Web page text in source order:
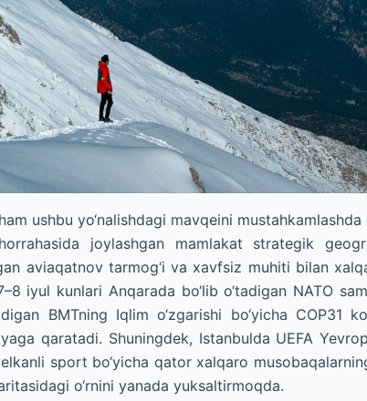
ushbu yo‘nalishdagi mavqeini
joylashgan mamlakat strategik
aviaqatnov tarmog‘i va xavfsiz muhiti bilan
iyul kunlari Anqarada bo‘lib o‘tadigan NATO
BMTning Iqlim o‘zgarishi bo‘yicha COP31
qaratadi. Shuningdek, Istanbulda UEFA
sport bo‘yicha qator xalqaro
o‘rnini yanada yuksaltirmoqda.